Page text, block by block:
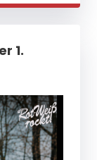
1.